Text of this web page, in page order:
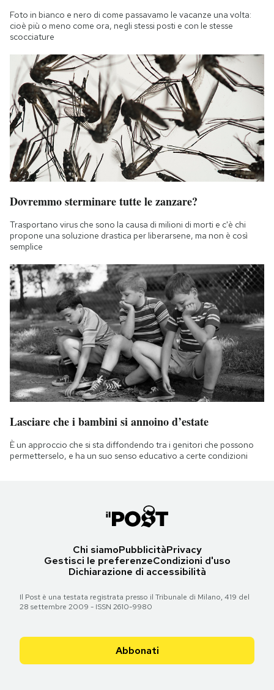
Foto in bianco e nero di come passavamo le vacanze una volta:
cioè più o meno come ora, negli stessi posti e con le stesse
scocciature
Dovremmo sterminare tutte le zanzare?
Trasportano virus che sono la causa di milioni di morti e c'è chi
propone una soluzione drastica per liberarsene, ma non è così
semplice
Lasciare che i bambini si annoino d’estate
È un approccio che si sta diffondendo tra i genitori che possono
permetterselo, e ha un suo senso educativo a certe condizioni
Chi siamoPubblicitàPrivacy
Gestisci le preferenzeCondizioni d'uso
Dichiarazione di accessibilità
Il Post è una testata registrata presso il Tribunale di Milano, 419 del
28 settembre 2009 - ISSN 2610-9980
Abbonati